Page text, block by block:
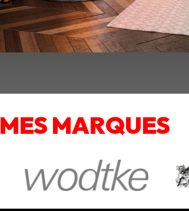
MES MARQUES